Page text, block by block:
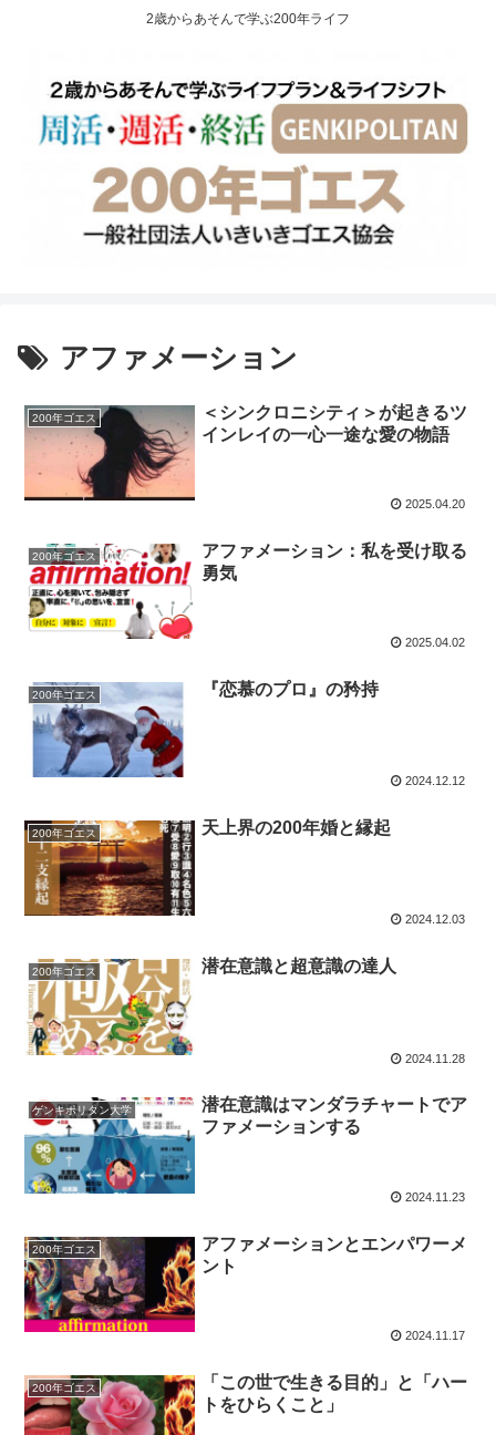
2歳からあそんで学ぶ200年ライフ
アファメーション
200年ゴエス
＜シンクロニシティ＞が起きるツ
インレイの一心一途な愛の物語
2025.04.20
200年ゴエス
アファメーション：私を受け取る
勇気
2025.04.02
200年ゴエス 『恋慕のプロ』の矜持
2024.12.12
200年ゴエス 天上界の200年婚と縁起
2024.12.03
200年ゴエス 潜在意識と超意識の達人
2024.11.28
ゲンキポリタン大学
潜在意識はマンダラチャートでア
ファメーションする
2024.11.23
200年ゴエス
アファメーションとエンパワーメ
ント
2024.11.17
200年ゴエス
「この世で生きる目的」と「ハー
トをひらくこと」